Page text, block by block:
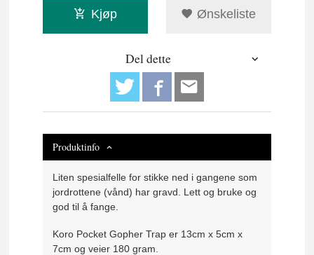
Kjøp Ønskeliste
Del dette
Produktinfo
Liten spesialfelle for stikke ned i gangene som
jordrottene (vånd) har gravd. Lett og bruke og
god til å fange.
Koro Pocket Gopher Trap er 13cm x 5cm x
7cm og veier 180 gram.